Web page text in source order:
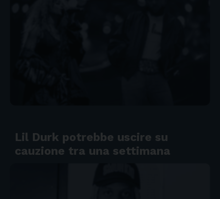
Lil Durk potrebbe uscire su
cauzione tra una settimana